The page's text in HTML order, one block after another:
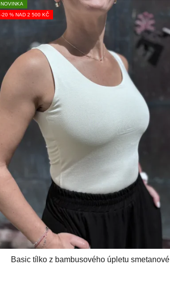
NOVINKA
-20 % NAD 2 500 KČ
Basic tílko z bambusového úpletu smetanové